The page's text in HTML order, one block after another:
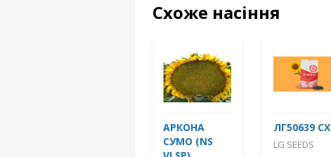
Схоже насіння
АРКОНА
СУМО (NS
ЛГ50639 СХ
LG SEEDS